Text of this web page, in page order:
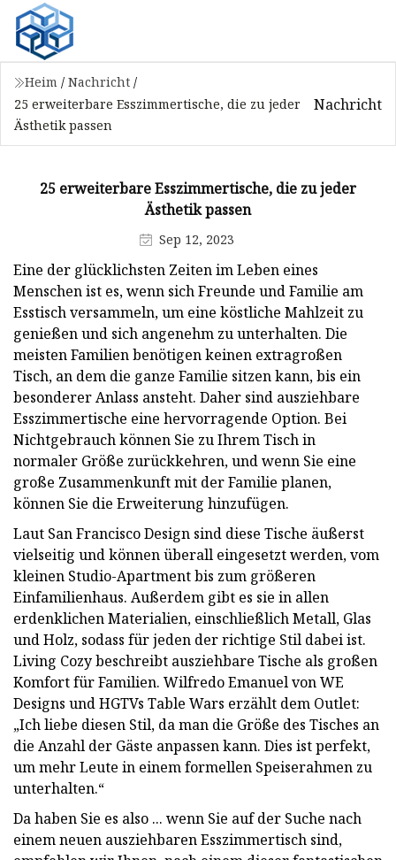
Heim / Nachricht /
25 erweiterbare Esszimmertische, die zu jeder
Ästhetik passen
Nachricht
25 erweiterbare Esszimmertische, die zu jeder
Ästhetik passen
Sep 12, 2023
Eine der glücklichsten Zeiten im Leben eines
Menschen ist es, wenn sich Freunde und Familie am
Esstisch versammeln, um eine köstliche Mahlzeit zu
genießen und sich angenehm zu unterhalten. Die
meisten Familien benötigen keinen extragroßen
Tisch, an dem die ganze Familie sitzen kann, bis ein
besonderer Anlass ansteht. Daher sind ausziehbare
Esszimmertische eine hervorragende Option. Bei
Nichtgebrauch können Sie zu Ihrem Tisch in
normaler Größe zurückkehren, und wenn Sie eine
große Zusammenkunft mit der Familie planen,
können Sie die Erweiterung hinzufügen.
Laut San Francisco Design sind diese Tische äußerst
vielseitig und können überall eingesetzt werden, vom
kleinen Studio-Apartment bis zum größeren
Einfamilienhaus. Außerdem gibt es sie in allen
erdenklichen Materialien, einschließlich Metall, Glas
und Holz, sodass für jeden der richtige Stil dabei ist.
Living Cozy beschreibt ausziehbare Tische als großen
Komfort für Familien. Wilfredo Emanuel von WE
Designs und HGTVs Table Wars erzählt dem Outlet:
„Ich liebe diesen Stil, da man die Größe des Tisches an
die Anzahl der Gäste anpassen kann. Dies ist perfekt,
um mehr Leute in einem formellen Speiserahmen zu
unterhalten.“
Da haben Sie es also ... wenn Sie auf der Suche nach
einem neuen ausziehbaren Esszimmertisch sind,